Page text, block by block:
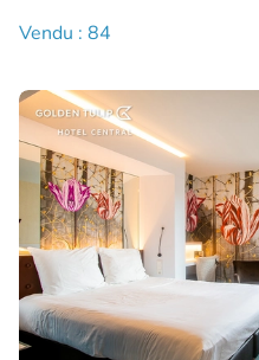
Vendu : 84